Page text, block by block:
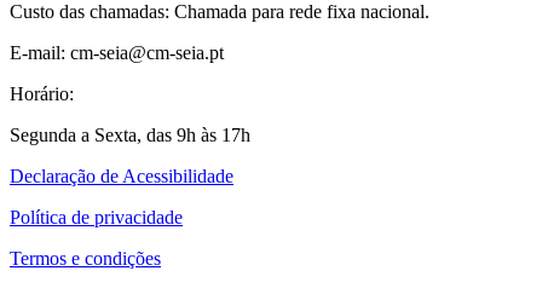
Custo das chamadas: Chamada para rede fixa nacional.
E-mail: cm-seia@cm-seia.pt
Horário:
Segunda a Sexta, das 9h às 17h
Declaração de Acessibilidade
Política de privacidade
Termos e condições